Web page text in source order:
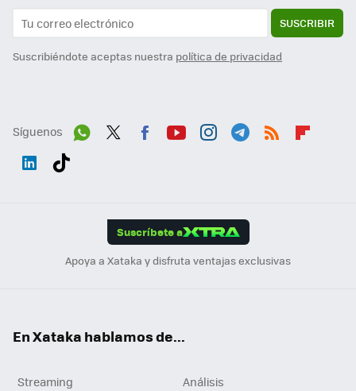
SUSCRIBIR
Suscribiéndote aceptas nuestra política de privacidad
Síguenos
Suscríbete a
Apoya a Xataka y disfruta ventajas exclusivas
En Xataka hablamos de...
Streaming
Análisis